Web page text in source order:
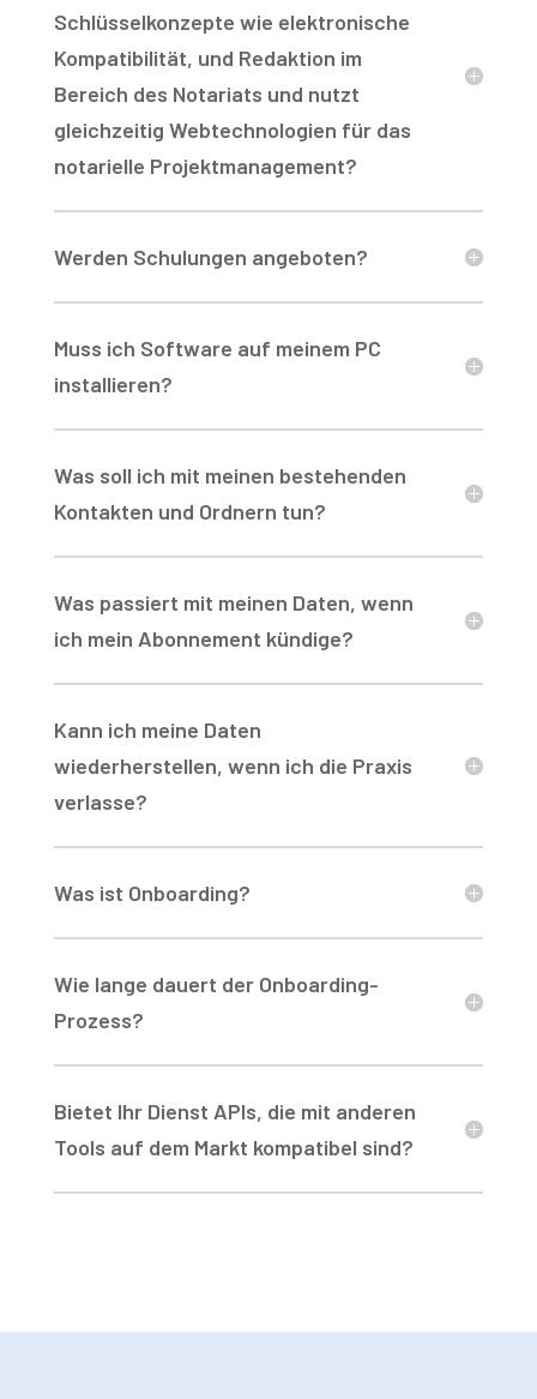
Schlüsselkonzepte wie elektronische
Kompatibilität, und Redaktion im
Bereich des Notariats und nutzt
gleichzeitig Webtechnologien für das
notarielle Projektmanagement?
Werden Schulungen angeboten?
Muss ich Software auf meinem PC
installieren?
Was soll ich mit meinen bestehenden
Kontakten und Ordnern tun?
Was passiert mit meinen Daten, wenn
ich mein Abonnement kündige?
Kann ich meine Daten
wiederherstellen, wenn ich die Praxis
verlasse?
Was ist Onboarding?
Wie lange dauert der Onboarding-
Prozess?
Bietet Ihr Dienst APIs, die mit anderen
Tools auf dem Markt kompatibel sind?